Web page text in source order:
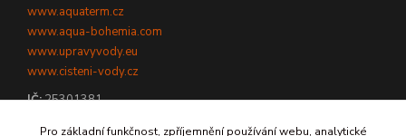
www.aquaterm.cz
www.aqua-bohemia.com
www.upravyvody.eu
www.cisteni-vody.cz
IČ:25301381
Pro základní funkčnost, zpříjemnění používání webu, analytické